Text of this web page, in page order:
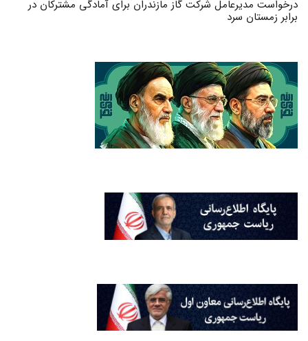
درخواست مدیرعامل شرکت گاز مازندران برای آمادگی مشترکان در
برابر زمستان سرد